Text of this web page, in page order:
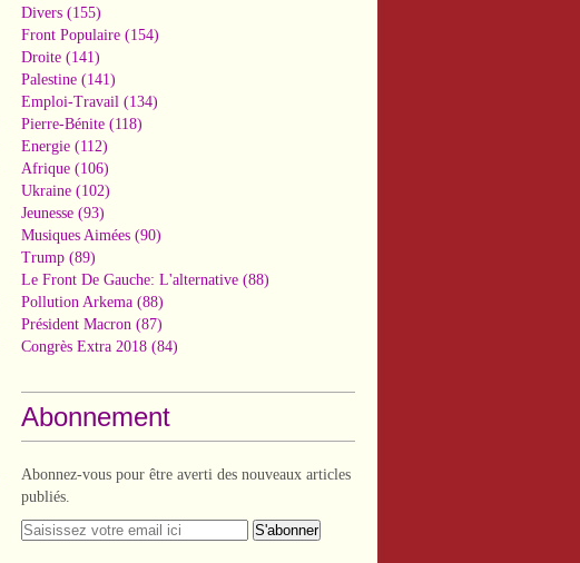
Divers (155)
Front Populaire (154)
Droite (141)
Palestine (141)
Emploi-Travail (134)
Pierre-Bénite (118)
Energie (112)
Afrique (106)
Ukraine (102)
Jeunesse (93)
Musiques Aimées (90)
Trump (89)
Le Front De Gauche: L'alternative (88)
Pollution Arkema (88)
Président Macron (87)
Congrès Extra 2018 (84)
Abonnement
Abonnez-vous pour être averti des nouveaux articles
publiés.